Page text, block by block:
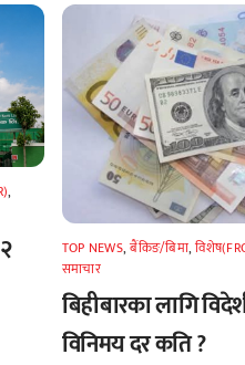
,
TOP NEWS,बैंकिङ/बिमा,
समाचार
बिहीबारका लागि
विनिमय दर कति ?